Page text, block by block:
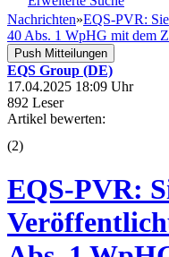
Nachrichten»EQS-PVR:
40 Abs. 1 WpHG mit dem
Push Mitteilungen
EQS Group (DE)
17.04.2025 18:09 Uhr
892 Leser
Artikel bewerten:
(2)
EQS-PVR: